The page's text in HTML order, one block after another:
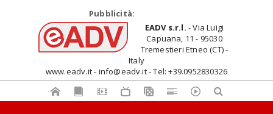
Pubblicità:
EADV s.r.l. - Via Luigi
Capuana, 11 - 95030
Tremestieri Etneo (CT) -
Italy
www.eadv.it - info@eadv.it - Tel: +39.0952830326